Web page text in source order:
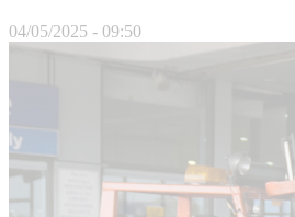
04/05/2025 - 09:50